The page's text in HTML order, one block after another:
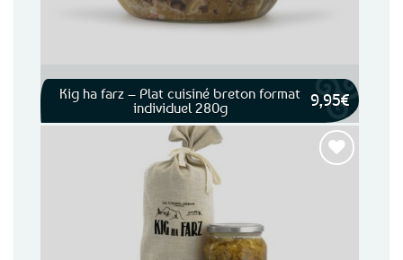
Kig ha farz – Plat cuisiné breton format
individuel 280g
9,95€